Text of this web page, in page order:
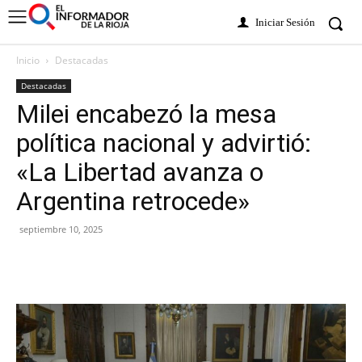
Iniciar Sesión
Inicio Destacadas
Destacadas
Milei encabezó la mesa
política nacional y advirtió:
«La Libertad avanza o
Argentina retrocede»
septiembre 10, 2025